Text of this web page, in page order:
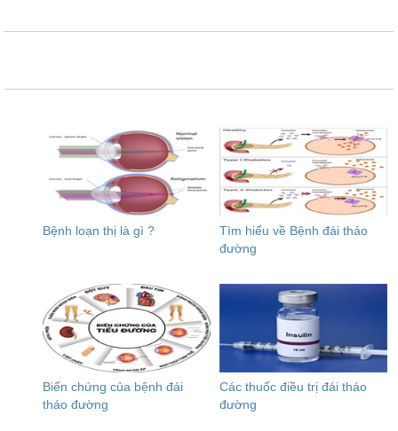
Bệnh loạn thị là gì ?
Tìm hiểu về Bệnh đái tháo
đường
Biến chứng của bệnh đái
tháo đường
Các thuốc điều trị đái tháo
đường